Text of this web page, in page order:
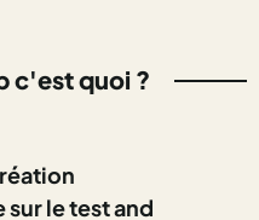
c'est quoi ?
sur le test and